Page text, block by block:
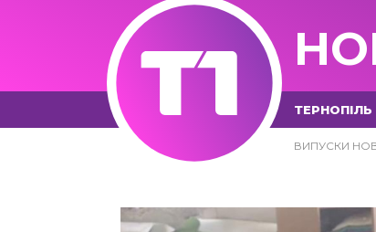
ТЕРНОПІЛЬ
ВИПУСКИ
09.09.2022 - Т1 НОВИНИ